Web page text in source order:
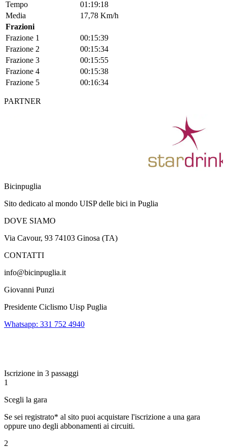
Tempo
01:19:18
Media
17,78 Km/h
Frazioni
Frazione 1
00:15:39
Frazione 2
00:15:34
Frazione 3
00:15:55
Frazione 4
00:15:38
Frazione 5
00:16:34
PARTNER
Bicinpuglia
Sito dedicato al mondo UISP delle bici in Puglia
DOVE SIAMO
Via Cavour, 93 74103 Ginosa (TA)
CONTATTI
info@bicinpuglia.it
Giovanni Punzi
Presidente Ciclismo Uisp Puglia
Whatsapp: 331 752 4940
Iscrizione in 3 passaggi
1
Scegli la gara
Se sei registrato* al sito puoi acquistare l'iscrizione a una gara
oppure uno degli abbonamenti ai circuiti.
2